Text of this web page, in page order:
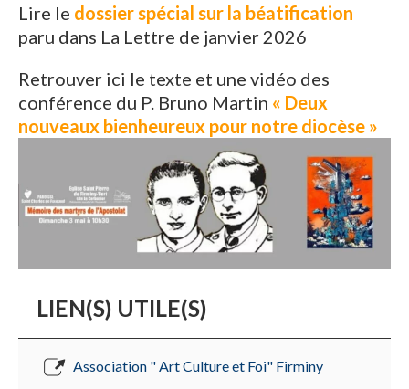
Lire le dossier spécial sur la béatification
paru dans La Lettre de janvier 2026
Retrouver ici le texte et une vidéo des
conférence du P. Bruno Martin « Deux
nouveaux bienheureux pour notre diocèse »
LIEN(S) UTILE(S)
Association " Art Culture et Foi" Firminy